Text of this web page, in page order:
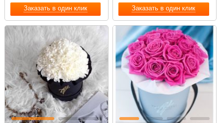
Заказать в один клик Заказать в один клик